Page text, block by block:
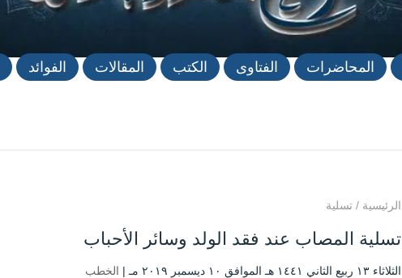
المحاضرات الفتاوى الكتب المقالات الفوائد
الرئيسية / تسلية
تسلية المصاب عند فقد الولد وسائر الأحباب
الثلاثاء ۱۳ ربيع الثاني ۱٤٤۱ هـ الموافق ۱۰ ديسمبر ۲۰۱۹ مـ | الخطب